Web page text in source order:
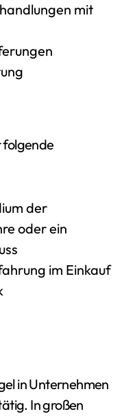
mit
folgende
der
oder ein
im Einkauf
in Unternehmen
In großen